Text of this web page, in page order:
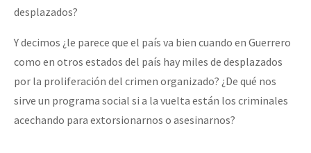
desplazados?
Y decimos ¿le parece que el país va bien cuando en Guerrero
como en otros estados del país hay miles de desplazados
por la proliferación del crimen organizado? ¿De qué nos
sirve un programa social si a la vuelta están los criminales
acechando para extorsionarnos o asesinarnos?